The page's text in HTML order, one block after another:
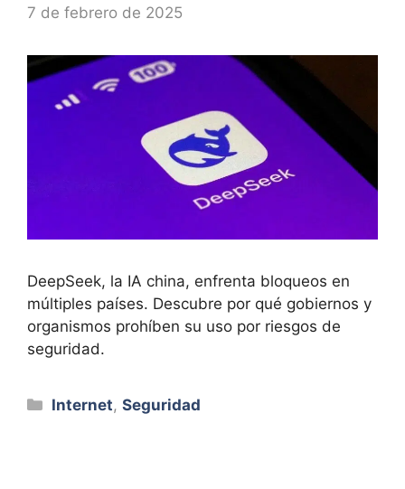
7 de febrero de 2025
DeepSeek, la IA china, enfrenta bloqueos en
múltiples países. Descubre por qué gobiernos y
organismos prohíben su uso por riesgos de
seguridad.
Categorías
Internet,Seguridad